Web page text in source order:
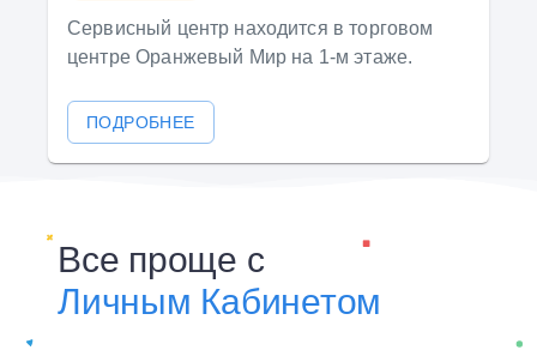
Сервисный центр находится в торговом
центре Оранжевый Мир на 1-м этаже.
ПОДРОБНЕЕ
Все проще с
Личным Кабинетом